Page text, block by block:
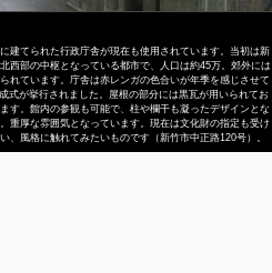
建てられた行政庁舎が現在も使用されています。当初は新
西部の中枢となっている都市で、人口は約45万。郊外には
れています。庁舎は赤レンガの色合いが年季を感じさせて
式が挙行されました。屋根の部分には黒瓦が用いられてお
す。館内の参観も可能で、柱や欄干も凝ったデザインとな
重厚な雰囲気となっています。現在は文化財の指定も受け
、風格に触れてみたいものです（新竹市中正路120号）。